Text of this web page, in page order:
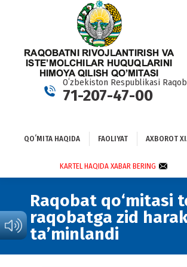
Oʻzbekiston Respublikasi
71-207-47-00
QOʻMITA HAQIDA FAOLIYAT AXBOROT
KARTEL HAQIDA XABAR BERING
Raqobat qo‘mitasi
raqobatga zid
ta’minlandi
QOʻMITA HAQIDA FAOLIYAT